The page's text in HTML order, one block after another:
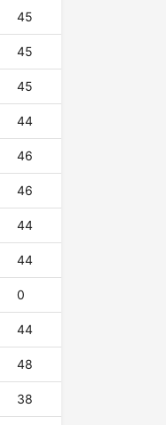
45
45
45
44
46
46
44
44
0
44
48
38